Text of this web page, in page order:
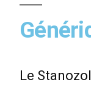
Le